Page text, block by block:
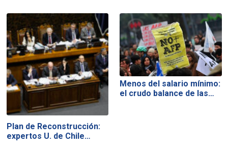
Plan de Reconstrucción:
expertos U. de Chile…
Menos del salario mínimo:
el crudo balance de las…